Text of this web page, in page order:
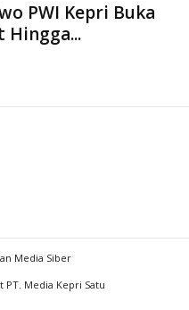
PWI Kepri Buka
Media Siber
Media Kepri Satu